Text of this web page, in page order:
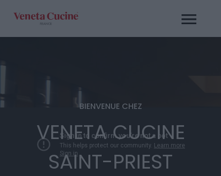
contenu
BIENVENUE CHEZ
VENETA CUCINE
SAINT-PRIEST